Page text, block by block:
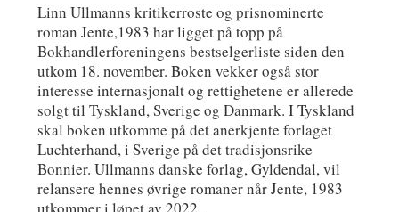
Linn Ullmanns kritikerroste og prisnominerte
roman Jente,1983 har ligget på topp på
Bokhandlerforeningens bestselgerliste siden den
utkom 18. november. Boken vekker også stor
interesse internasjonalt og rettighetene er allerede
solgt til Tyskland, Sverige og Danmark. I Tyskland
skal boken utkomme på det anerkjente forlaget
Luchterhand, i Sverige på det tradisjonsrike
Bonnier. Ullmanns danske forlag, Gyldendal, vil
relansere hennes øvrige romaner når Jente, 1983
utkommer i løpet av 2022.